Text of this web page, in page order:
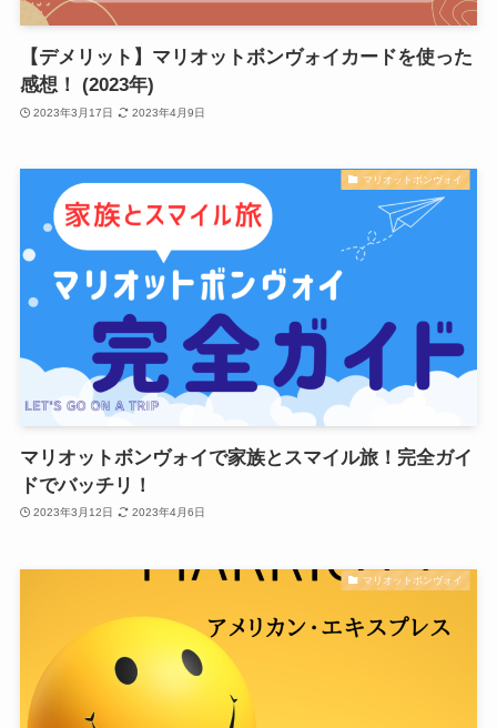
【デメリット】マリオットボンヴォイカードを使った
感想！ (2023年)
2023年3月17日 2023年4月9日
マリオットボンヴォイ
マリオットボンヴォイで家族とスマイル旅！完全ガイ
ドでバッチリ！
2023年3月12日 2023年4月6日
マリオットボンヴォイ